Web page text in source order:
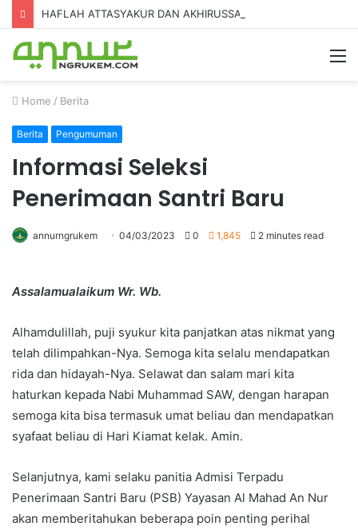
Home / Berita
Berita Pengumuman
Informasi Seleksi
Penerimaan Santri Baru
annurngrukem 04/03/2023 0 1,845 2 minutes read
Assalamualaikum Wr. Wb.
Alhamdulillah, puji syukur kita panjatkan atas nikmat yang
telah dilimpahkan-Nya. Semoga kita selalu mendapatkan
rida dan hidayah-Nya. Selawat dan salam mari kita
haturkan kepada Nabi Muhammad SAW, dengan harapan
semoga kita bisa termasuk umat beliau dan mendapatkan
syafaat beliau di Hari Kiamat kelak. Amin.
Selanjutnya, kami selaku panitia Admisi Terpadu
Penerimaan Santri Baru (PSB) Yayasan Al Mahad An Nur
akan memberitahukan beberapa poin penting perihal